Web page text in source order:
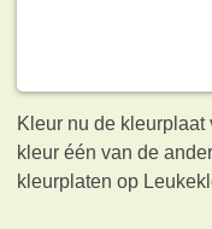
Kleur nu de
kleur één van de
kleurplaten op